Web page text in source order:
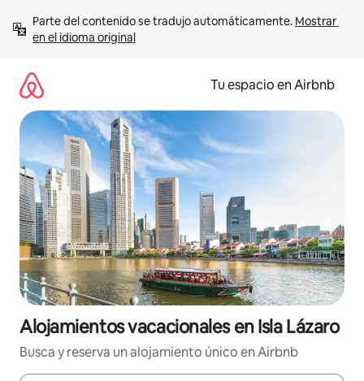
contenido
Parte del contenido se tradujo automáticamente. Mostrar
en el idioma original
Tu espacio en Airbnb
Alojamientos vacacionales en Isla Lázaro
Busca y reserva un alojamiento único en Airbnb